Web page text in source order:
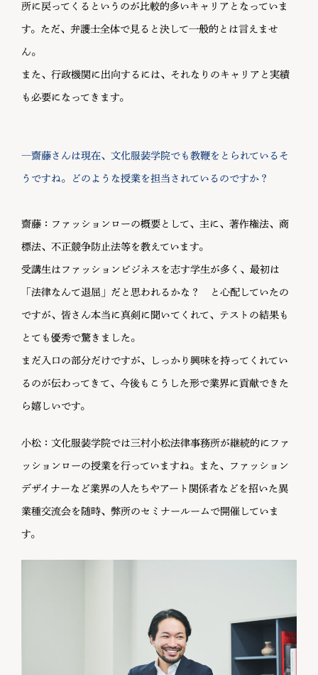
所に戻ってくるというのが比較的多いキャリアとなっていま
す。ただ、弁護士全体で見ると決して一般的とは言えませ
ん。
また、行政機関に出向するには、それなりのキャリアと実績
も必要になってきます。
―齋藤さんは現在、文化服装学院でも教鞭をとられているそ
うですね。どのような授業を担当されているのですか？
齋藤：ファッションローの概要として、主に、著作権法、商
標法、不正競争防止法等を教えています。
受講生はファッションビジネスを志す学生が多く、最初は
「法律なんて退屈」だと思われるかな？ と心配していたの
ですが、皆さん本当に真剣に聞いてくれて、テストの結果も
とても優秀で驚きました。
まだ入口の部分だけですが、しっかり興味を持ってくれてい
るのが伝わってきて、今後もこうした形で業界に貢献できた
ら嬉しいです。
小松：文化服装学院では三村小松法律事務所が継続的にファ
ッションローの授業を行っていますね。また、ファッション
デザイナーなど業界の人たちやアート関係者などを招いた異
業種交流会を随時、弊所のセミナールームで開催していま
す。